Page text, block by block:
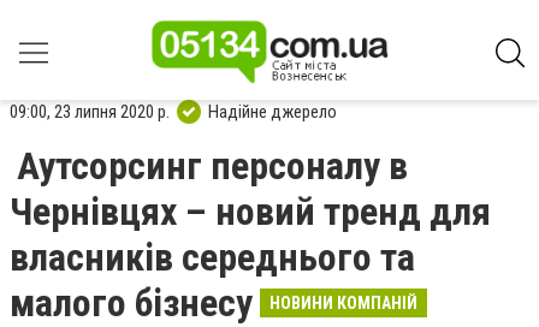
09:00, 23 липня 2020 р. Надійне джерело
Аутсорсинг персоналу в
Чернівцях – новий тренд для
власників середнього та
малого бізнесу
НОВИНИ КОМПАНІЙ